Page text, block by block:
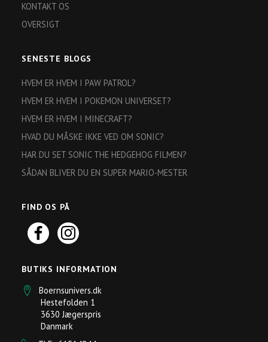
KONTAKT OS
OVERSIGT
SENESTE BLOGS
HVEM ER HVEM I PAW PATROL?
HVEM ER HVEM I POKEMON UNIVERSET?
HVEM ER HVEM I MINECRAFT?
HVAD DU MÅSKE IKKE VED OM SONIC?
HAR DU SET SONIC THE HEDGEHOG FILMEN?
SÅDAN BLIVER DU EN SUPER MARIO-MESTER
FIND OS PÅ
BUTIKS INFORMATION
Boernsunivers.dk
Hestefolden 1
3630 Jægerspris
Danmark